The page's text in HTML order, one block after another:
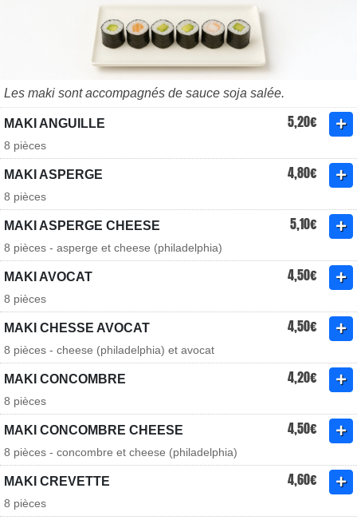
Les maki sont accompagnés de sauce soja salée.
MAKI ANGUILLE 5,20€
8 pièces
MAKI ASPERGE 4,80€
8 pièces
MAKI ASPERGE CHEESE 5,10€
8 pièces - asperge et cheese (philadelphia)
MAKI AVOCAT 4,50€
8 pièces
MAKI CHESSE AVOCAT 4,50€
8 pièces - cheese (philadelphia) et avocat
MAKI CONCOMBRE 4,20€
8 pièces
MAKI CONCOMBRE CHEESE 4,50€
8 pièces - concombre et cheese (philadelphia)
MAKI CREVETTE 4,60€
8 pièces